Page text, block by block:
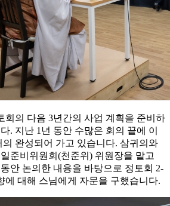
회의 다음 3년간의 사업 계획을 준비하
. 지난 1년 동안 수많은 회의 끝에 이
완성되어 가고 있습니다. 삼귀의와
준비위원회(천준위) 위원장을 맡고
안 논의한 내용을 바탕으로 정토회 2-
에 대해 스님에게 자문을 구했습니다.